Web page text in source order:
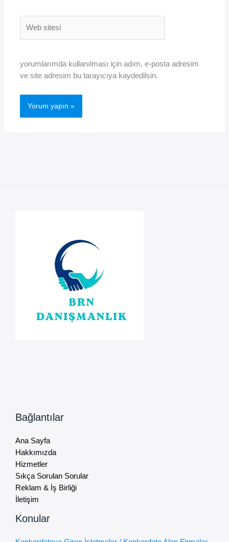
sitesi
yorumlarımda kullanılması için adım, e-posta adresim
ve site adresim bu tarayıcıya kaydedilsin.
Bağlantılar
Ana Sayfa
Hakkımızda
Hizmetler
Sıkça Sorulan Sorular
Reklam & İş Birliği
İletişim
Konular